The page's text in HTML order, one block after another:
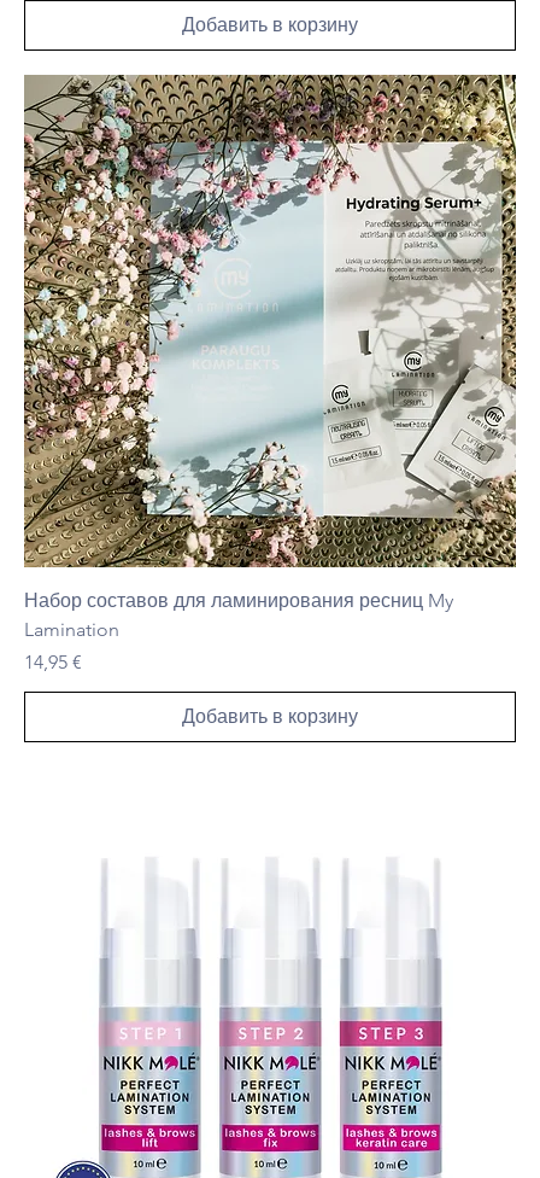
Добавить в корзину
Набор составов для ламинирования ресниц My
Lamination
Цена
14,95 €
Добавить в корзину